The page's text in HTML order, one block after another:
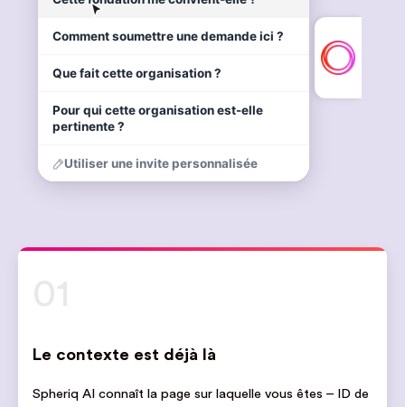
Le contexte est déjà là
Spheriq AI connaît la page sur laquelle vous êtes – ID de